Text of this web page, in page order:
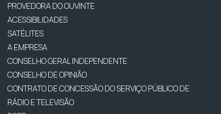
PROVEDORA DO OUVINTE
ACESSIBILIDADES
SATÉLITES
A EMPRESA
CONSELHO GERAL INDEPENDENTE
CONSELHO DE OPINIÃO
CONTRATO DE CONCESSÃO DO SERVIÇO PÚBLICO DE
RÁDIO E TELEVISÃO